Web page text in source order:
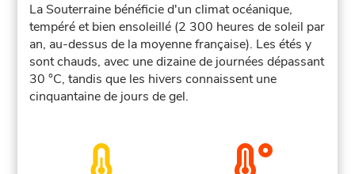
La Souterraine bénéficie d'un climat océanique,
tempéré et bien ensoleillé (2 300 heures de soleil par
an, au-dessus de la moyenne française). Les étés y
sont chauds, avec une dizaine de journées dépassant
30 °C, tandis que les hivers connaissent une
cinquantaine de jours de gel.